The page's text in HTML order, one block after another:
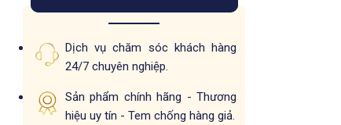
Dịch vụ chăm sóc khách hàng
24/7 chuyên nghiệp.
Sản phẩm chính hãng - Thương
hiệu uy tín - Tem chống hàng giả.